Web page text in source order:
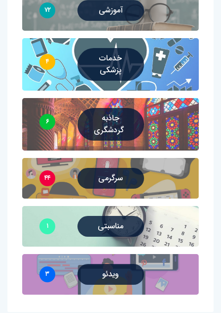
آموزشی ۷۲
خدمات
پزشکی
۴
جاذبه
گردشگری
۶
سرگرمی ۴۴
مناسبتی ۱
ویدئو ۳